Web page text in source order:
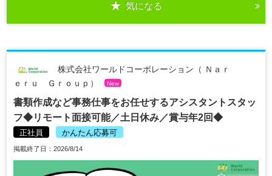
気になる
株式会社ワールドコーポレーション（ Ｎａｒ
ｅｒｕ Ｇｒｏｕｐ）
New
書類作成など事務仕事をお任せするアシスタントスタッ
フ◆リモート面接可能／土日休み／賞与年2回◆
正社員 かんたん応募可
掲載終了日：2026/8/14